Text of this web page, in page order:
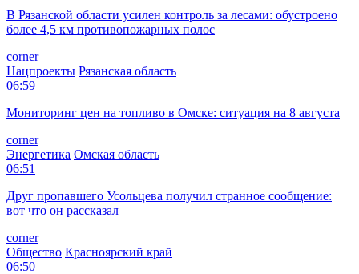
В Рязанской области усилен контроль за лесами: обустроено
более 4,5 км противопожарных полос
corner
Нацпроекты Рязанская область
06:59
Мониторинг цен на топливо в Омске: ситуация на 8 августа
corner
Энергетика Омская область
06:51
Друг пропавшего Усольцева получил странное сообщение:
вот что он рассказал
corner
Общество Красноярский край
06:50